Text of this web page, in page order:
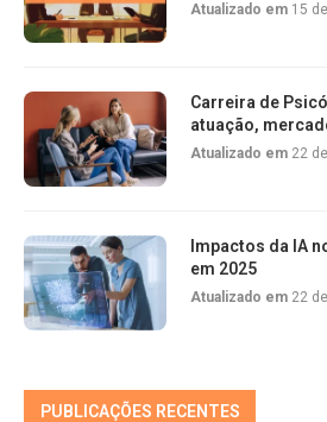
Atualizado em 15
Carreira de
atuação,
Atualizado em 22
Impactos da IA
em 2025
Atualizado em 22
PUBLICAÇÕES RECENTES